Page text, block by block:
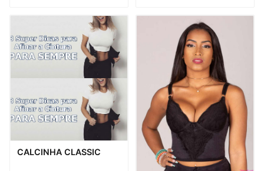
Visualização rápida
CALCINHA CLASSIC